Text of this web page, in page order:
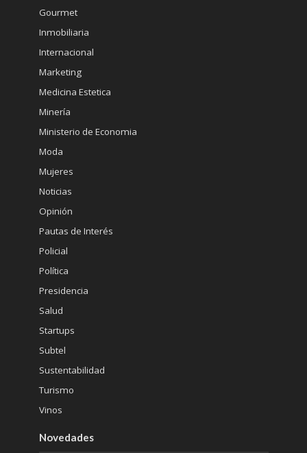
Gourmet
Inmobiliaria
Internacional
Marketing
Medicina Estetica
Minería
Ministerio de Economia
Moda
Mujeres
Noticias
Opinión
Pautas de Interés
Policial
Política
Presidencia
Salud
Startups
Subtel
Sustentabilidad
Turismo
Vinos
Novedades